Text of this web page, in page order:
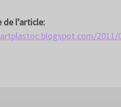
de l’article: